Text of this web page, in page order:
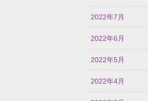
2022年7月
2022年6月
2022年5月
2022年4月